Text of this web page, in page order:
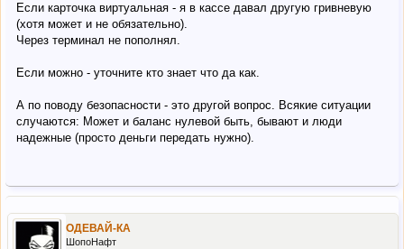
Если карточка виртуальная - я в кассе давал другую гривневую
(хотя может и не обязательно).
Через терминал не пополнял.
Если можно - уточните кто знает что да как.
А по поводу безопасности - это другой вопрос. Всякие ситуации
случаются: Может и баланс нулевой быть, бывают и люди
надежные (просто деньги передать нужно).
ОДЕВАЙ-КА
ШопоНафт